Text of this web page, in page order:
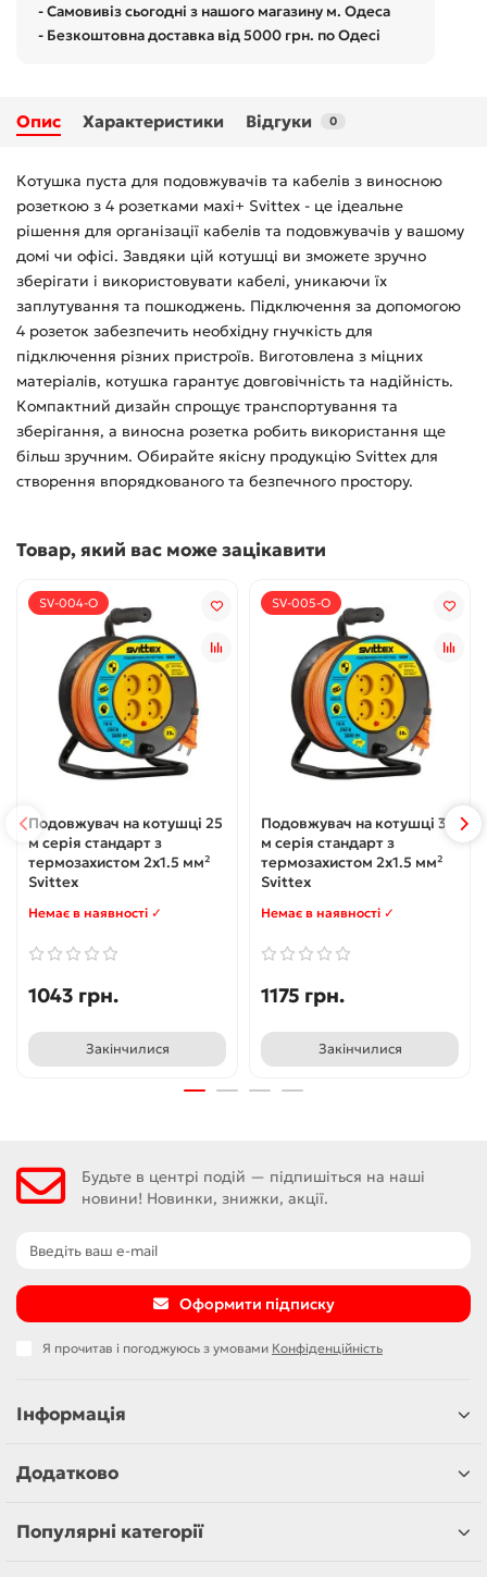
- Самовивіз сьогодні з нашого магазину м. Одеса
- Безкоштовна доставка від 5000 грн. по Одесі
Опис Характеристики Відгуки 0
Котушка пуста для подовжувачів та кабелів з виносною
розеткою з 4 розетками махі+ Svittex - це ідеальне
рішення для організації кабелів та подовжувачів у вашому
домі чи офісі. Завдяки цій котушці ви зможете зручно
зберігати і використовувати кабелі, уникаючи їх
заплутування та пошкоджень. Підключення за допомогою
4 розеток забезпечить необхідну гнучкість для
підключення різних пристроїв. Виготовлена з міцних
матеріалів, котушка гарантує довговічність та надійність.
Компактний дизайн спрощує транспортування та
зберігання, а виносна розетка робить використання ще
більш зручним. Обирайте якісну продукцію Svittex для
створення впорядкованого та безпечного простору.
Товар, який вас може зацікавити
SV-004-O
Подовжувач на котушці 25
м серія стандарт з
термозахистом 2х1.5 мм²
Svittex
Немає в наявності ✓
1043 грн.
Закінчилися
SV-005-O
Подовжувач на котушці 30
м серія стандарт з
термозахистом 2х1.5 мм²
Svittex
Немає в наявності ✓
1175 грн.
Закінчилися
Будьте в центрі подій — підпишіться на наші
новини! Новинки, знижки, акції.
Оформити підписку
Я прочитав і погоджуюсь з умовами Конфіденційність
Інформація
Додатково
Популярні категорії